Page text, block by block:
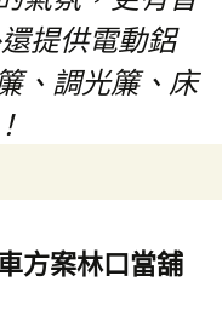
提供電動鋁
、調光簾、床
鍵
字:
方案林口當舖